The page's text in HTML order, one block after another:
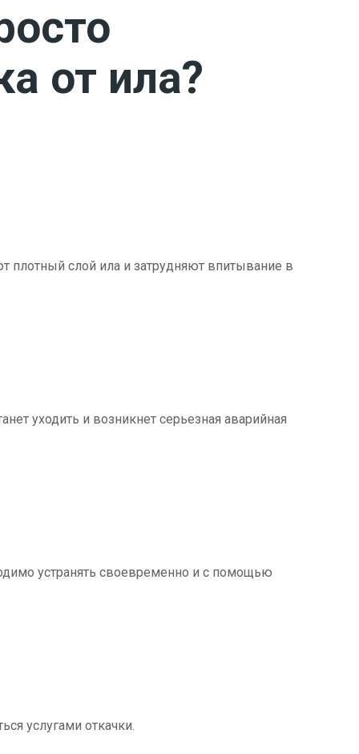
от ила?
плотный слой ила и затрудняют впитывание в
уходить и возникнет серьезная аварийная
устранять своевременно и с помощью
услугами откачки.